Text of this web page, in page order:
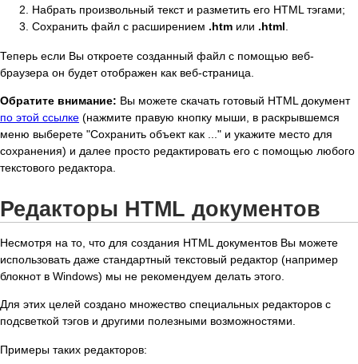
Набрать произвольный текст и разметить его HTML тэгами;
Cохранить файл с расширением .htm или .html
Теперь если Вы откроете созданный файл с помощью веб-
браузера он будет отображен как веб-страница.
Обратите внимание: Вы можете скачать готовый HTML документ
по этой ссылке (нажмите правую кнопку мыши, в раскрывшемся
меню выберете "Сохранить объект как ..." и укажите место для
сохранения) и далее просто редактировать его с помощью любого
текстового редактора.
Редакторы HTML документов
Несмотря на то, что для создания HTML документов Вы можете
использовать даже стандартный текстовый редактор (например
блокнот в Windows) мы не рекомендуем делать этого.
Для этих целей создано множество специальных редакторов с
подсветкой тэгов и другими полезными возможностями.
Примеры таких редакторов: